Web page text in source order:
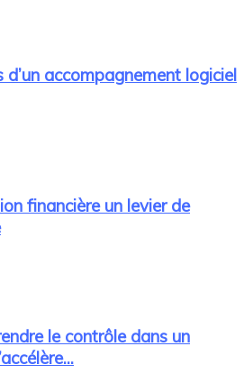
d’un accompagnement logiciel
financière un levier de
le contrôle dans un